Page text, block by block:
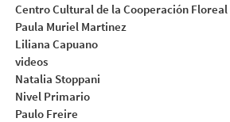
Centro Cultural de la Cooperación Floreal
Paula Muriel Martinez
Liliana Capuano
videos
Natalia Stoppani
Nivel Primario
Paulo Freire